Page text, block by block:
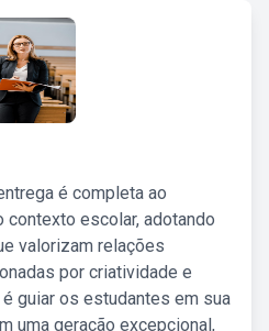
é completa ao
escolar, adotando
valorizam relações
por criatividade e
guiar os estudantes em sua
uma geração excepcional,